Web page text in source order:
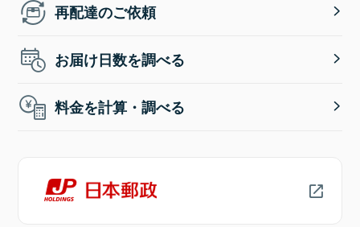
再配達のご依頼
お届け日数を調べる
料金を計算・調べる